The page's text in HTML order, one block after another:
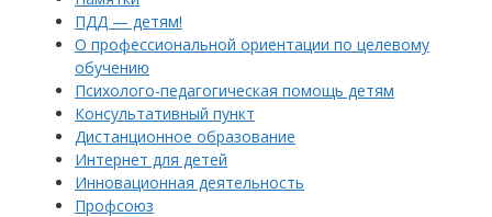
ПДД — детям!
О профессиональной ориентации по целевому
обучению
Психолого-педагогическая помощь детям
Консультативный пункт
Дистанционное образование
Интернет для детей
Инновационная деятельность
Профсоюз